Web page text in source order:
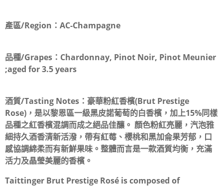
產區/Region： AC-Champagne
品種/Grapes： Chardonnay, Pinot Noir, Pinot Meunier
;aged for 3.5 years
酒質/Tasting Notes： 豪華粉紅香檳(Brut Prestige
Rose)，是以黎恩區一級黑皮諾葡萄的白香檳，加上15%同樣
品種之紅香檳混調而成之絕品佳釀。 顏色粉紅亮麗，汽泡雅
細持久酒香清新活潑，帶有紅莓、櫻桃和黑加侖果芳郁，口
感協調綿柔而有新鮮果味。整體而言是一款酒質均衡，充滿
活力及晶瑩美麗的香檳。
Taittinger Brut Prestige Rosé is composed of